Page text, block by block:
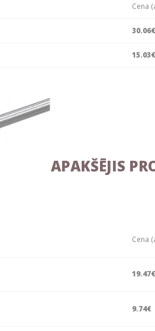
Cena
30.06€
15.03€
APAKŠĒJIS
Cena
19.47€
9.74€